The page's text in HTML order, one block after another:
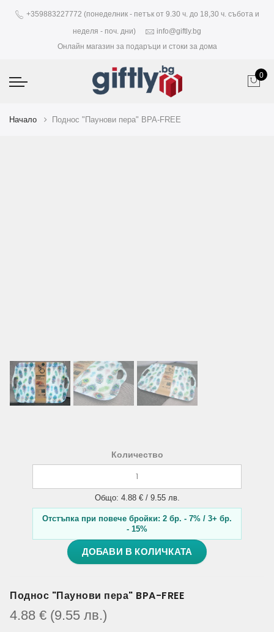
+359883227772 (понеделник - петък от 9.30 ч. до 18,30 ч. събота и
неделя - поч. дни)
info@giftly.bg
Онлайн магазин за подаръци и стоки за дома
0
Начало Поднос "Паунови пера" BPA-FREE
Количество
Общо: 4.88 € / 9.55 лв.
Отстъпка при повече бройки: 2 бр. - 7% / 3+ бр.
- 15%
ДОБАВИ В КОЛИЧКАТА
Поднос "Паунови пера" BPA-FREE
4.88 € (9.55 лв.)